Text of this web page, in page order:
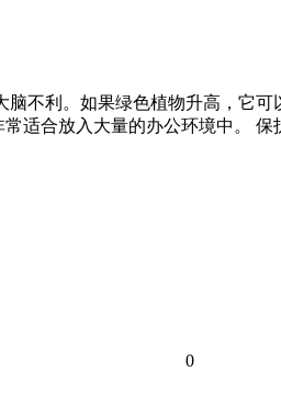
不利。如果绿色植物升高，它
适合放入大量的办公环境中。
0